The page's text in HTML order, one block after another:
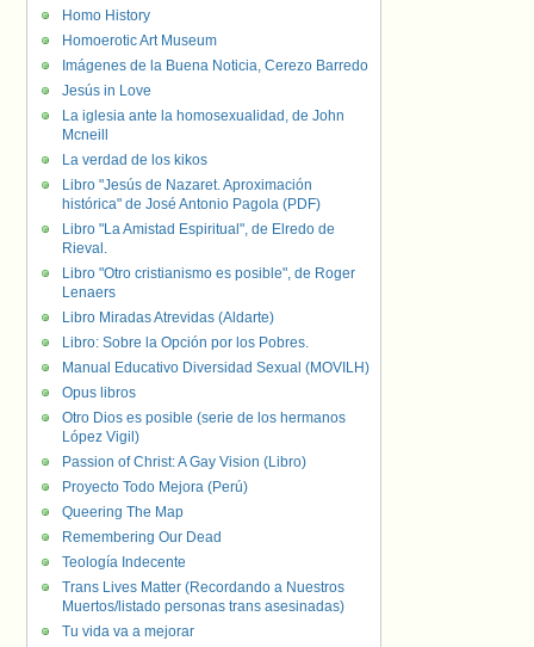
Homo History
Homoerotic Art Museum
Imágenes de la Buena Noticia, Cerezo Barredo
Jesús in Love
La iglesia ante la homosexualidad, de John
Mcneill
La verdad de los kikos
Libro "Jesús de Nazaret. Aproximación
histórica" de José Antonio Pagola (PDF)
Libro "La Amistad Espiritual", de Elredo de
Rieval.
Libro "Otro cristianismo es posible", de Roger
Lenaers
Libro Miradas Atrevidas (Aldarte)
Libro: Sobre la Opción por los Pobres.
Manual Educativo Diversidad Sexual (MOVILH)
Opus libros
Otro Dios es posible (serie de los hermanos
López Vigil)
Passion of Christ: A Gay Vision (Libro)
Proyecto Todo Mejora (Perú)
Queering The Map
Remembering Our Dead
Teología Indecente
Trans Lives Matter (Recordando a Nuestros
Muertos/listado personas trans asesinadas)
Tu vida va a mejorar